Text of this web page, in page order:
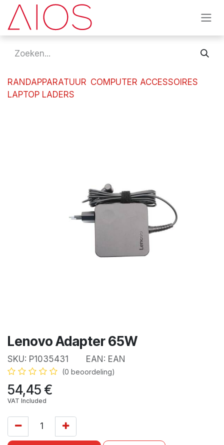
Overslaan naar inhoud
RANDAPPARATUUR COMPUTER ACCESSOIRES
LAPTOP LADERS
Lenovo Adapter 65W
SKU: P1035431 EAN: EAN
(0 beoordeling)
54,45€
VAT Included